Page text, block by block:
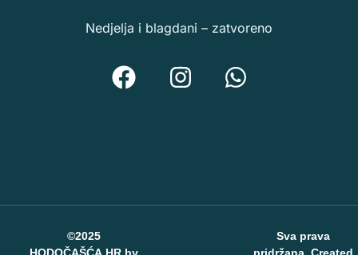
Nedjelja i blagdani – zatvoreno
©2025
HODOČAŠĆA.HR by
Sva prava
pridržana. Created